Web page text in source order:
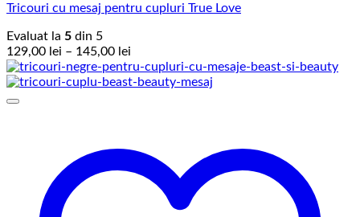
Tricouri cu mesaj pentru cupluri True Love
Evaluat la 5 din 5
129,00 lei – 145,00 lei
de
prețuri: